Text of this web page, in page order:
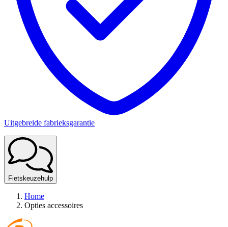
Uitgebreide fabrieksgarantie
Fietskeuzehulp
Home
Opties accessoires